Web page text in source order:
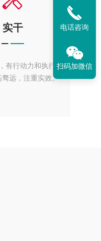
实干
有行动力和执行
骛远，注重实效。
电话咨询
扫码加微信